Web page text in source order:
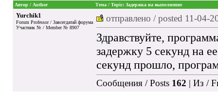
Автор / Author Тема / Topic: Задержка на выполнение
Yurchik1
Forum Professor / Завсегдатай форума
Участник № / Member № 8907
отправлено / posted 11-04-
Здравствуйте,
задержку 5 секунд на
секунд прошло,
Сообщения / Posts 162 | Из /